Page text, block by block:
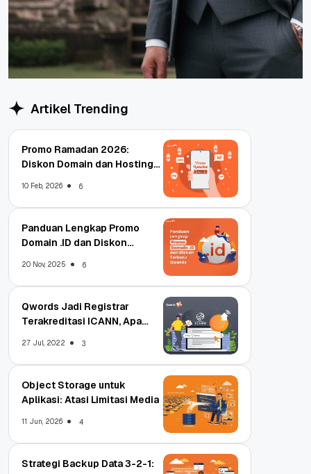
Artikel Trending
Promo Ramadan 2026:
Diskon Domain dan Hosting
10 Feb, 2026 6
Panduan Lengkap Promo
Domain .ID dan Diskon
20 Nov, 2025 6
Qwords Jadi Registrar
Terakreditasi ICANN, Apa
27 Jul, 2022 3
Object Storage untuk
Aplikasi: Atasi Limitasi Media
11 Jun, 2026 4
Strategi Backup Data 3-2-1: